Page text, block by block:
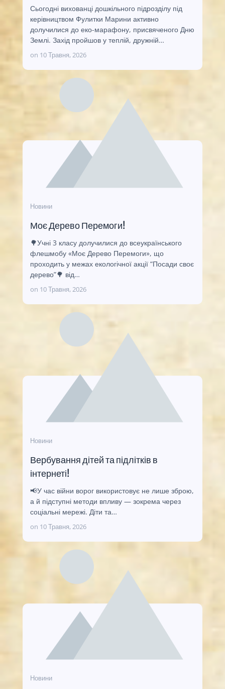
Сьогодні вихованці дошкільного підрозділу під
керівництвом Фулитки Марини активно
долучилися до еко-марафону, присвяченого Дню
Землі. Захід пройшов у теплій, дружній…
on 10 Травня, 2026
Новини
Моє Дерево Перемоги!
🌳Учні 3 класу долучилися до всеукраїнського
флешмобу «Моє Дерево Перемоги», що
проходить у межах екологічної акції “Посади своє
дерево”🌳 від…
on 10 Травня, 2026
Новини
Вербування дітей та підлітків в
інтернеті!
📢У час війни ворог використовує не лише зброю,
а й підступні методи впливу — зокрема через
соціальні мережі. Діти та…
on 10 Травня, 2026
Новини